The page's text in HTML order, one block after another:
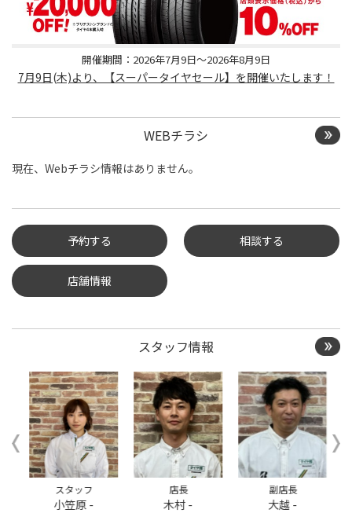
開催期間：2026年7月9日～2026年8月9日
7月9日(木)より、【スーパータイヤセール】を開催いたします！
WEBチラシ
現在、Webチラシ情報はありません。
予約する
タイヤ点検・安全点検/タ
約
クローク契約会員専用タ
イヤ履き替え※タイヤ履
き替えを希望のクローク
契約会員の方はこちらを
選択ください
本日のタイヤ履き替え順
番待ち予約 ※クローク契
約会員の方はご利用いた
だけません
相談する
店舗情報
スタッフ情報
スタッフ
小笠原 -
店長
木村 -
副店長
大越 -